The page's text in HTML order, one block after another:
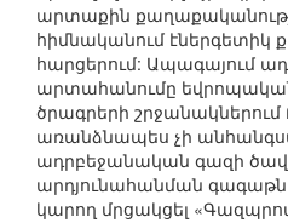
արտաքին
հիմնականում էներգետիկ
հարցերում: Ապագայում
արտահանումը եվրոպական
ծրագրերի
առանձնապես չի
ադրբեջանական գազի
արդյունահանման
կարող մրցակցել